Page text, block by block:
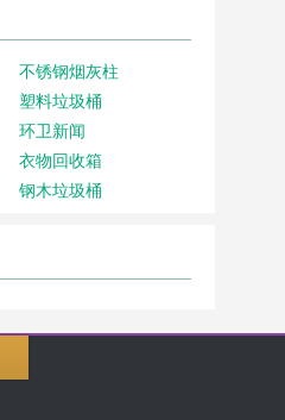
不锈钢烟灰柱
塑料垃圾桶
环卫新闻
衣物回收箱
钢木垃圾桶